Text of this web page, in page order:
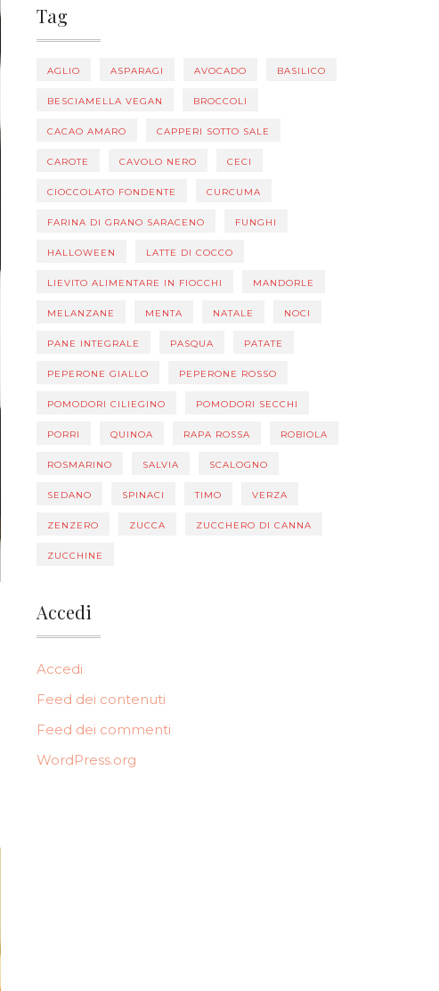
Tag
AGLIO ASPARAGI AVOCADO BASILICO
BESCIAMELLA VEGAN BROCCOLI
CACAO AMARO CAPPERI SOTTO SALE
CAROTE CAVOLO NERO CECI
CIOCCOLATO FONDENTE CURCUMA
FARINA DI GRANO SARACENO FUNGHI
HALLOWEEN LATTE DI COCCO
LIEVITO ALIMENTARE IN FIOCCHI MANDORLE
MELANZANE MENTA NATALE NOCI
PANE INTEGRALE PASQUA PATATE
PEPERONE GIALLO PEPERONE ROSSO
POMODORI CILIEGINO POMODORI SECCHI
PORRI QUINOA RAPA ROSSA ROBIOLA
ROSMARINO SALVIA SCALOGNO
SEDANO SPINACI TIMO VERZA
ZENZERO ZUCCA ZUCCHERO DI CANNA
ZUCCHINE
Accedi
Accedi
Feed dei contenuti
Feed dei commenti
WordPress.org